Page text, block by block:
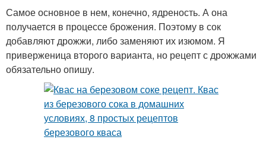
Самое основное в нем, конечно, ядреность. А она
получается в процессе брожения. Поэтому в сок
добавляют дрожжи, либо заменяют их изюмом. Я
приверженица второго варианта, но рецепт с дрожжами
обязательно опишу.